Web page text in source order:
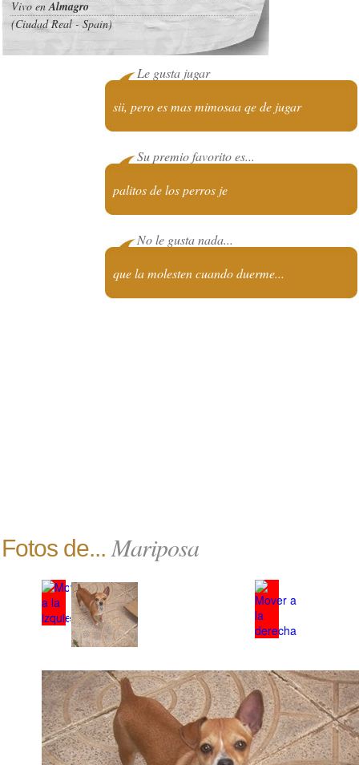
Vivo enAlmagro
(Ciudad Real - Spain)
Le gusta jugar
sii, pero es mas mimosaa qe de jugar
Su premio favorito es...
palitos de los perros je
No le gusta nada...
que la molesten cuando duerme...
Fotos de... Mariposa